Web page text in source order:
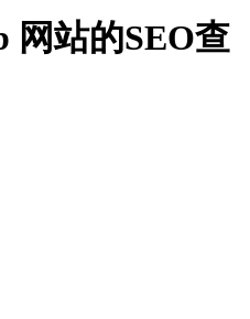
网站的SEO查